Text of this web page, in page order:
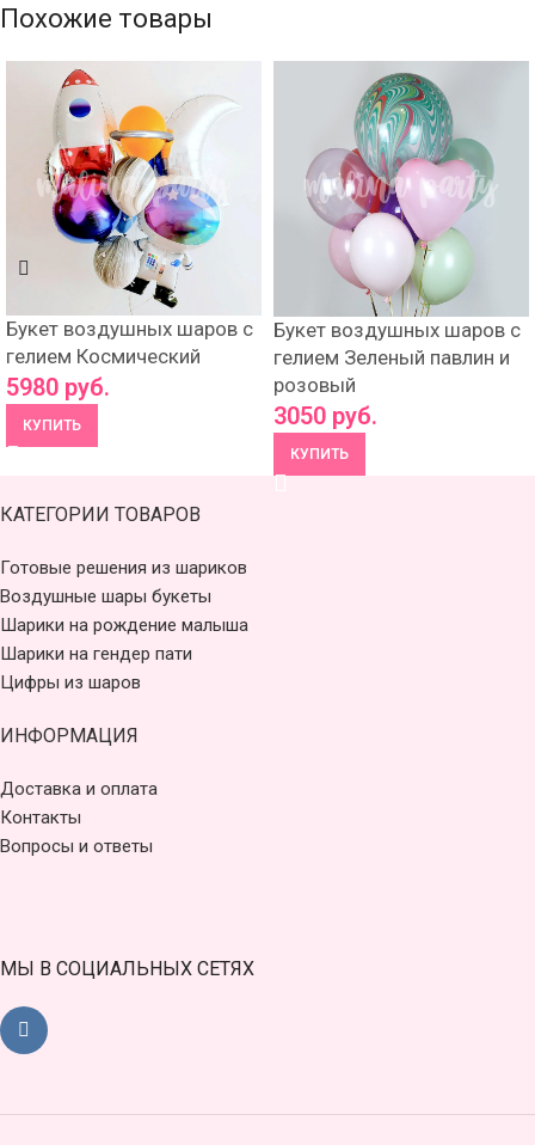
Похожие товары
Букет воздушных шаров с
гелием Космический
5980 руб.
КУПИТЬ
Букет воздушных шаров с
гелием Зеленый павлин и
розовый
3050 руб.
КУПИТЬ
КАТЕГОРИИ ТОВАРОВ
Готовые решения из шариков
Воздушные шары букеты
Шарики на рождение малыша
Шарики на гендер пати
Цифры из шаров
ИНФОРМАЦИЯ
Доставка и оплата
Контакты
Вопросы и ответы
МЫ В СОЦИАЛЬНЫХ СЕТЯХ